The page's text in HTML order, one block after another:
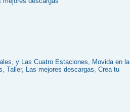
,y Las Cuatro Estaciones
Movida en la
,Taller, Las mejores descargas ,Crea tu